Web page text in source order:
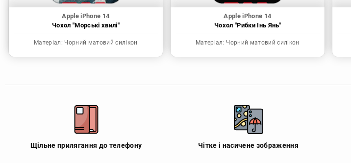
Apple iPhone 14
Чохол "Морські хвилі"
Матеріал: Чорний матовий силікон
Apple iPhone 14
Чохол "Рибки Інь Янь"
Матеріал: Чорний матовий силікон
Щільне прилягання до телефону Чітке і насичене зображення